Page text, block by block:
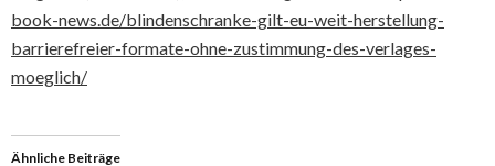
book-news.de/blindenschranke-gilt-eu-weit-herstellung-
barrierefreier-formate-ohne-zustimmung-des-verlages-
moeglich/
Ähnliche Beiträge